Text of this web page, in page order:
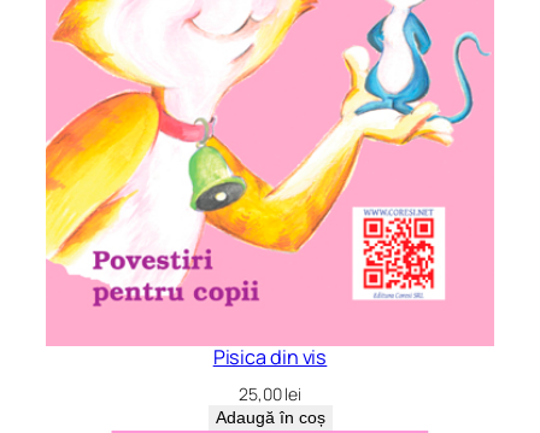
Pisica din vis
25,00lei
Adaugă în coș